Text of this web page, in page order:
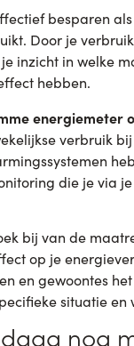
besparen
Door je
inzicht in welke
hebben.
energiemeter
verbruik bij
die je via
bij van de
op je
en gewoontes
situatie en
nog